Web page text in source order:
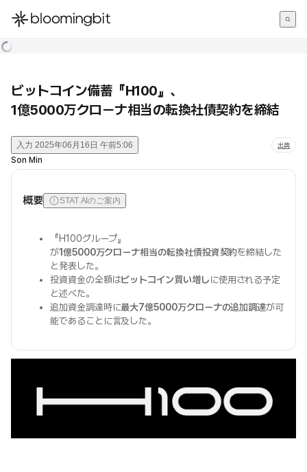
한국어
ビットコイン備蓄『H100』、
1億5000万クローナ相当の転換社債契約を締結
入力 2025年06月16日 午前5:06 出典
Son Min
概要 STAT AIのご案内
『H100グループ』
が1億5000万クローナ相当の転換社債投資契約を締結した
と発表した。
投資資金の全額はビットコイン買い増しに使用される予定
と述べた。
追加資金調達時に最大7億5000万クローナの追加調達が可
能であることに言及した。